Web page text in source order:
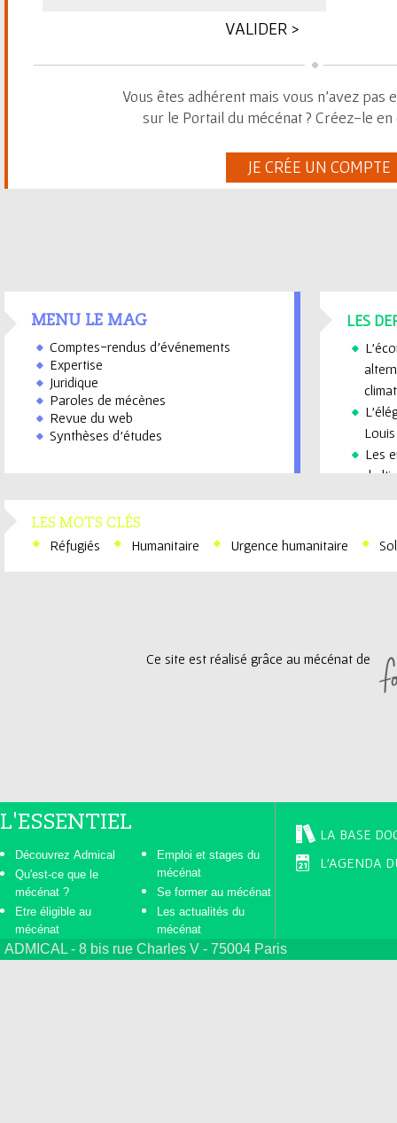
Vous êtes adhérent mais vous n'avez pas
sur le Portail du mécénat ? Créez-le
JE CRÉE UN COMPTE
MENU LE MAG
Comptes-rendus d’événements
Expertise
Juridique
Paroles de mécènes
Revue du web
Synthèses d’études
LES
Les
de
LES MOTS CLÉS
Réfugiés Humanitaire Urgence humanitaire
Ce site est réalisé grâce au mécénat de
L'ESSENTIEL
Découvrez Admical
Qu'est-ce que le
mécénat ?
Etre éligible au
mécénat
Emploi et stages du
mécénat
Se former au mécénat
Les actualités du
mécénat
LA BASE
L'AGENDA
ADMICAL - 8 bis rue Charles V - 75004 Paris